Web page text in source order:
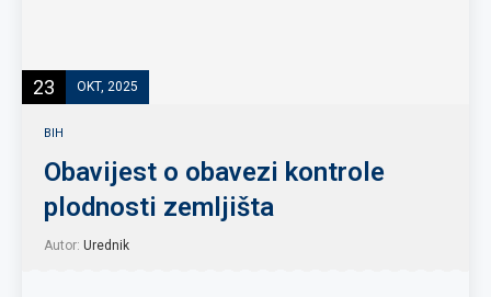
23 OKT, 2025
BIH
Obavijest o obavezi kontrole
plodnosti zemljišta
Autor: Urednik